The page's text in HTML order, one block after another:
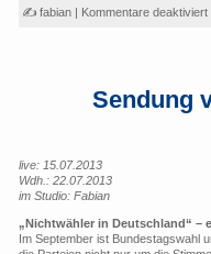
✍ fabian | Kommentare deaktiviert
Sendung
live: 15.07.2013
Wdh.: 22.07.2013
im Studio: Fabian
„Nichtwähler in Deutschland“ –
Im September ist Bundestagswahl